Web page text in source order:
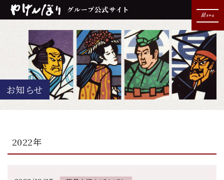
Menu
お知らせ
2022年